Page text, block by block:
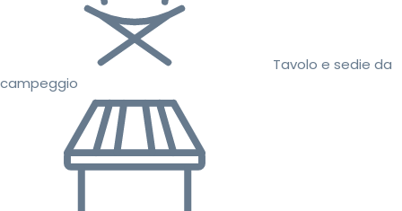
Tavolo e sedie da
campeggio